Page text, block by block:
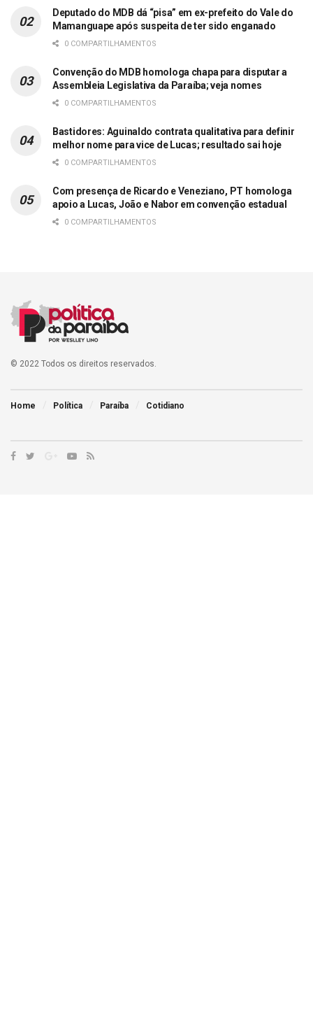
Deputado do MDB dá “pisa” em ex-prefeito do Vale do
Mamanguape após suspeita de ter sido enganado
0 COMPARTILHAMENTOS
Convenção do MDB homologa chapa para disputar a
Assembleia Legislativa da Paraíba; veja nomes
0 COMPARTILHAMENTOS
Bastidores: Aguinaldo contrata qualitativa para definir
melhor nome para vice de Lucas; resultado sai hoje
0 COMPARTILHAMENTOS
Com presença de Ricardo e Veneziano, PT homologa
apoio a Lucas, João e Nabor em convenção estadual
0 COMPARTILHAMENTOS
© 2022 Todos os direitos reservados.
Home Política Paraíba Cotidiano